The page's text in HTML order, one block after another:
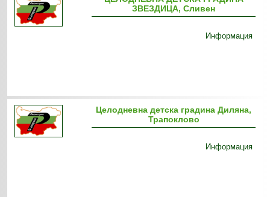
ЗВЕЗДИЦА, Сливен
Информация
Целодневна детска градина Диляна,
Трапоклово
Информация